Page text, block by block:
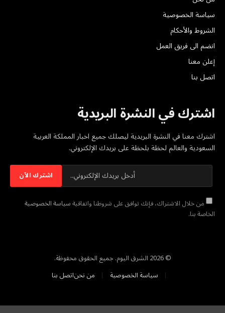
سياسة الخصوصية
الشروط والأحكام
انضم الى فريق العمل
إعلن معنا
اتصل بنا
اشترك في النشرة البريدية
اشترك معنا في النشرة البريدية ليصلك جميع اخبار المملكة العربية
السعودية والعالم لحظة بلحظة على بريدك الإلكتروني.
من خلال الاشتراك، فإنك توافق على شروطنا واتفاقيةسياسة الخصوصية
الخاصة بنا.
© 2026 الشرق اليوم. جميع الحقوق محفوظة.
سياسة الخصوصية
من نحناتصل بنا